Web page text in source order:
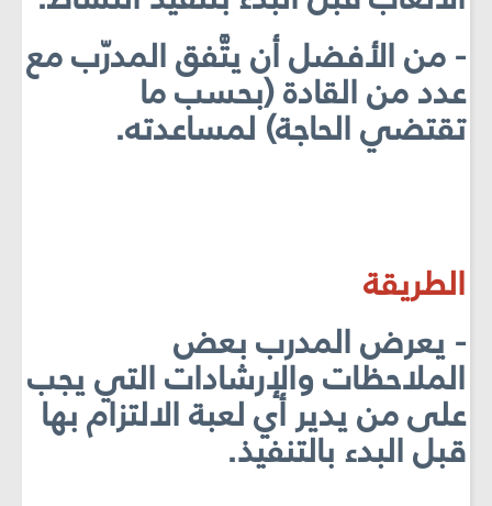
- من الأفضل أن يتَّفق المدرّب مع
عدد من القادة (بحسب ما
تقتضي الحاجة) لمساعدته.
الطريقة
- يعرض المدرب بعض
الملاحظات والإرشادات التي يجب
على من يدير أي لعبة الالتزام بها
قبل البدء بالتنفيذ.